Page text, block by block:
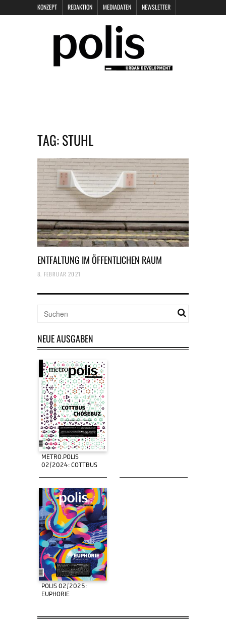
KONZEPT REDAKTION MEDIADATEN NEWSLETTER
DATENSCHUTZ
TAG:STUHL
ENTFALTUNG IM ÖFFENTLICHEN RAUM
8. FEBRUAR 2021
NEUE AUSGABEN
METRO.POLIS
02/2024: COTTBUS
POLIS 02/2025:
EUPHORIE